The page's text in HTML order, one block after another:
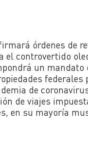
órdenes de
el controvertido
un mandato
federales
de
de viajes
en su mayoría